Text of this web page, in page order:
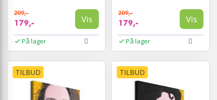
209,-
179,- Vis
På lager
209,-
179,- Vis
På lager
TILBUD TILBUD